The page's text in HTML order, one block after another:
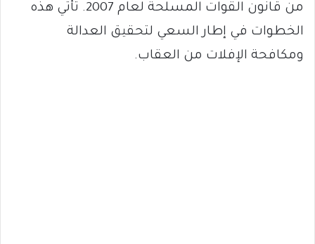
من قانون القوات المسلحة لعام 2007. تأتي هذه
الخطوات في إطار السعي لتحقيق العدالة
ومكافحة الإفلات من العقاب.